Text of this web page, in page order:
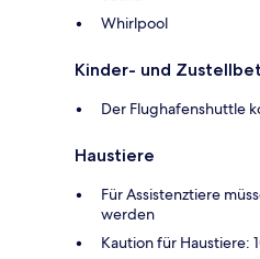
Whirlpool
Kinder- und
Der Flughafenshuttle
Haustiere
Für Assistenztiere
werden
Kaution für Haustiere: